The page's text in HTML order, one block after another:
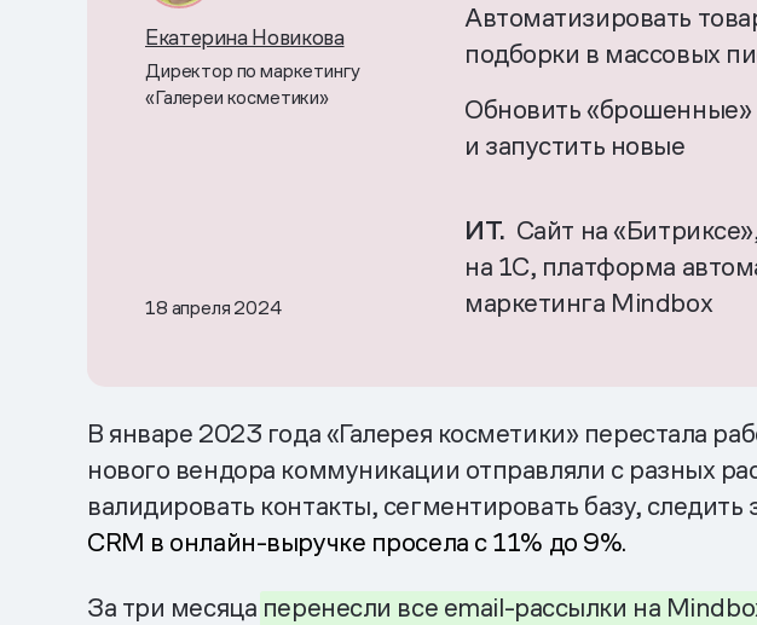
Екатерина Новикова
Директор по маркетингу
«Галереи косметики»
Автоматизировать
подборки в массовых
Обновить «брошенные»
и запустить новые
ИТ. Сайт на
на 1С, платформа
маркетинга Mindbox
18 апреля 2024
В январе 2023 года «Галерея косметики» перестала
нового вендора коммуникации отправляли с разных
валидировать контакты, сегментировать базу,
CRM в онлайн-выручке просела с 11% до 9%.
За три месяца перенесли все email-рассылки на